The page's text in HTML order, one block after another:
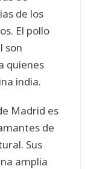
de los
El pollo
son
quienes
india.
Madrid es
de
Sus
amplia